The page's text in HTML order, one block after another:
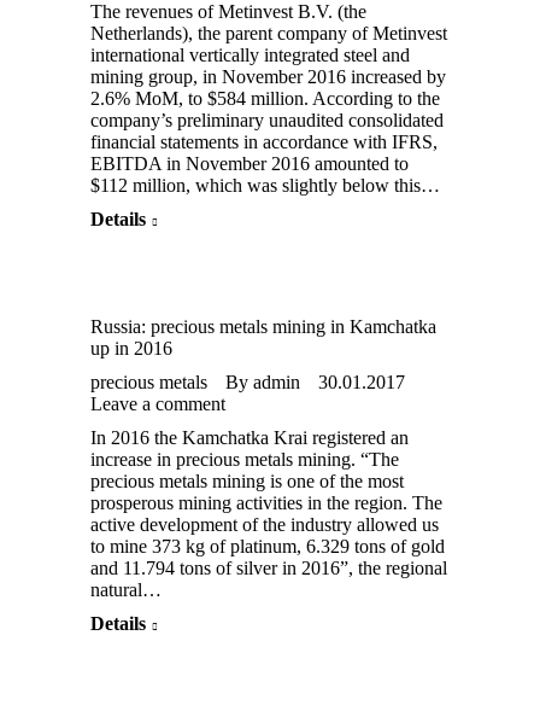
The revenues of Metinvest B.V. (the
Netherlands), the parent company of Metinvest
international vertically integrated steel and
mining group, in November 2016 increased by
2.6% MoM, to $584 million. According to the
company’s preliminary unaudited consolidated
financial statements in accordance with IFRS,
EBITDA in November 2016 amounted to
$112 million, which was slightly below this…
Details
Russia: precious metals mining in Kamchatka
up in 2016
precious metals
By admin
30.01.2017
Leave a comment
In 2016 the Kamchatka Krai registered an
increase in precious metals mining. “The
precious metals mining is one of the most
prosperous mining activities in the region. The
active development of the industry allowed us
to mine 373 kg of platinum, 6.329 tons of gold
and 11.794 tons of silver in 2016”, the regional
natural…
Details